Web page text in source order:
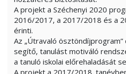
A projekt a Széchenyi 2020
2016/2017, a 2017/2018 és a
érinti.
Az „Útravaló
segítő, tanulást motiváló
a tanuló iskolai előrehaladását
A projekt a 2017/2018.